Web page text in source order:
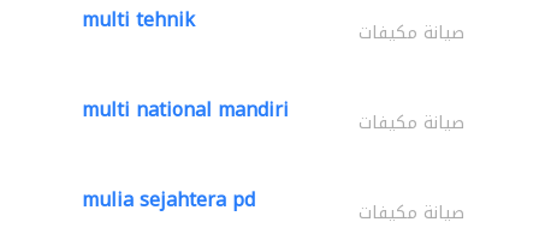
multi tehnik صيانة مكيفات
multi national mandiri صيانة مكيفات
mulia sejahtera pd صيانة مكيفات